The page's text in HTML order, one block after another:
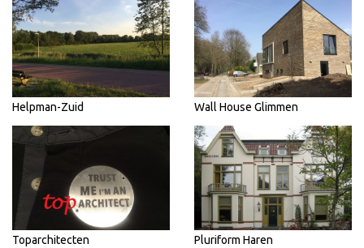
Helpman-Zuid Wall House Glimmen
Toparchitecten Pluriform Haren